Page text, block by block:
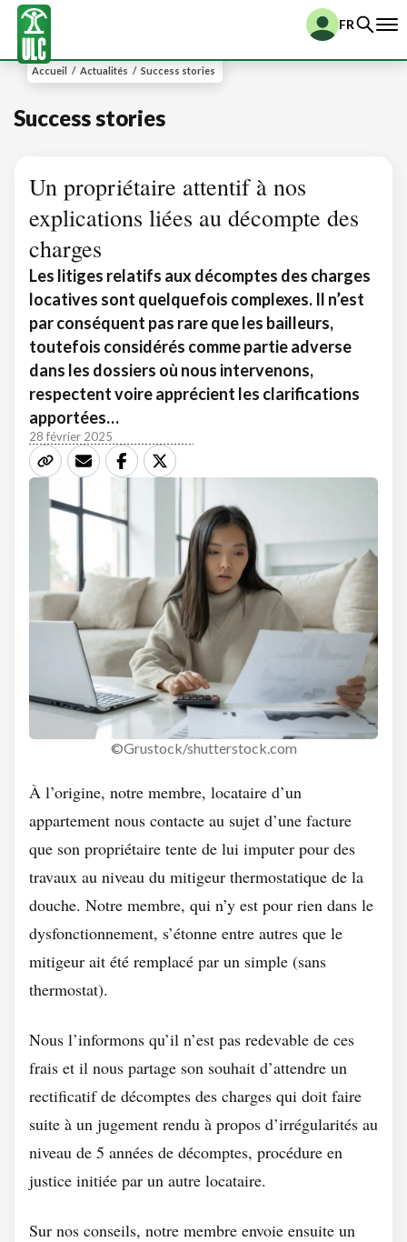
FR
Accueil / Actualités / Success stories
Success stories
Un propriétaire attentif à nos
explications liées au décompte des
charges
Les litiges relatifs aux décomptes des charges
locatives sont quelquefois complexes. Il n’est
par conséquent pas rare que les bailleurs,
toutefois considérés comme partie adverse
dans les dossiers où nous intervenons,
respectent voire apprécient les clarifications
apportées…
28 février 2025
©Grustock/shutterstock.com
À l’origine, notre membre, locataire d’un
appartement nous contacte au sujet d’une facture
que son propriétaire tente de lui imputer pour des
travaux au niveau du mitigeur thermostatique de la
douche. Notre membre, qui n’y est pour rien dans le
dysfonctionnement, s’étonne entre autres que le
mitigeur ait été remplacé par un simple (sans
thermostat).
Nous l’informons qu’il n’est pas redevable de ces
frais et il nous partage son souhait d’attendre un
rectificatif de décomptes des charges qui doit faire
suite à un jugement rendu à propos d’irrégularités au
niveau de 5 années de décomptes, procédure en
justice initiée par un autre locataire.
Sur nos conseils, notre membre envoie ensuite un